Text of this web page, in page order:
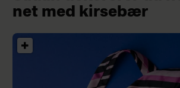
net med kirsebær